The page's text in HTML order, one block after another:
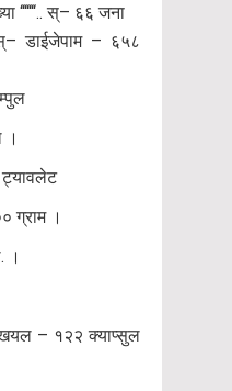
स्– ६६ जना
स्– डाईजेपाम – ६५८
।
ग्राम ।
।
– १२२ क्याप्सुल